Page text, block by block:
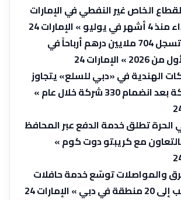
الخاص غير النفطي في الإمارات
» الإمارات 24
«سالك» تسجل 704 ملايين درهم أرباحاً في
الإمارات 24
الهندية في «دبي للسلع» يتجاوز
4080 شركة بعد انضمام 330 شركة خلال عام »
تطلق خدمة الدفع عبر المحافظ
مع كريبتو دوت كوم »
والمواصلات توسّع خدمة حافلات
» الإمارات 24